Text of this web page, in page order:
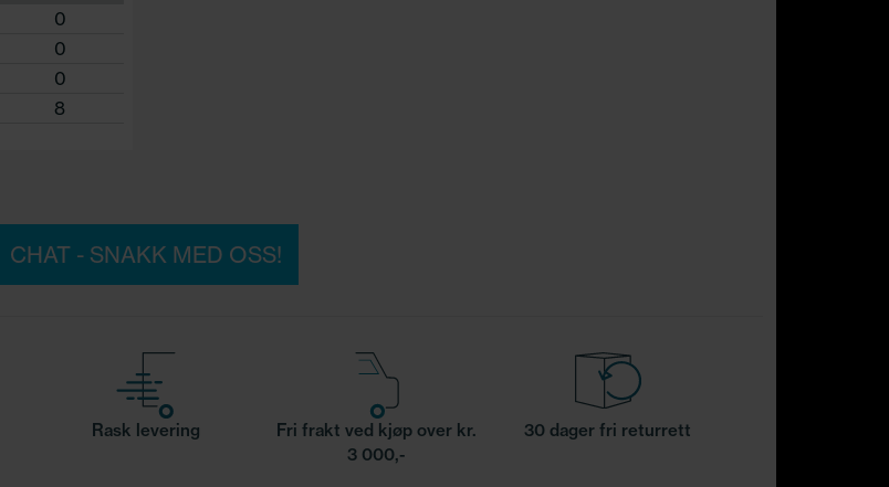
0
0
0
8
CHAT - SNAKK MED OSS!
Rask levering
Fri frakt ved kjøp over kr.
3 000,-
30 dager fri returrett